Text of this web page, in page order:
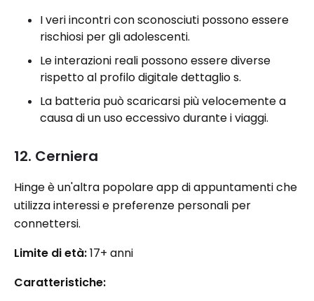
I veri incontri con sconosciuti possono essere
rischiosi per gli adolescenti.
Le interazioni reali possono essere diverse
rispetto al profilo digitale dettaglio s.
La batteria può scaricarsi più velocemente a
causa di un uso eccessivo durante i viaggi.
12. Cerniera
Hinge è un'altra popolare app di appuntamenti che
utilizza interessi e preferenze personali per
connettersi.
Limite di età:17+ anni
Caratteristiche: